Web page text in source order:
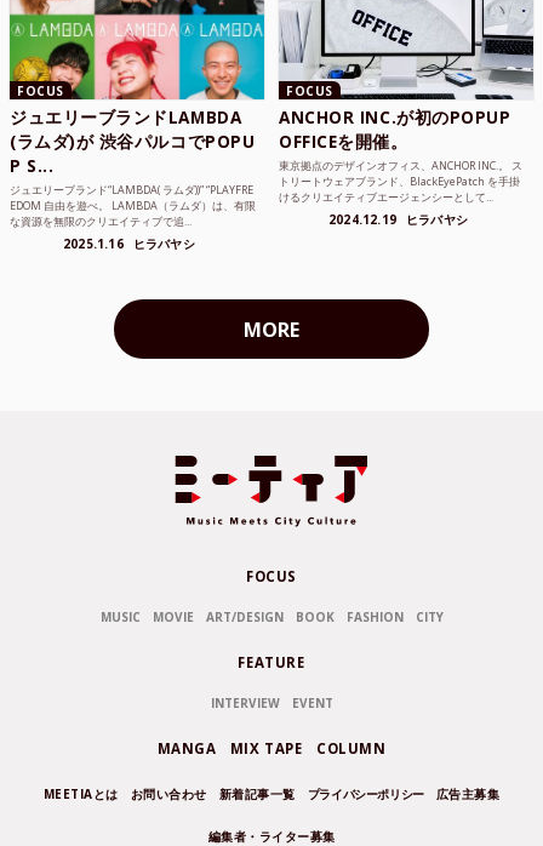
FOCUS
ジュエリーブランドLAMBDA
(ラムダ)が 渋谷パルコでPOPU
P S...
ジュエリーブランド“LAMBDA( ラムダ))” “PLAYFRE
EDOM 自由を遊べ。 LAMBDA（ラムダ）は、有限
な資源を無限のクリエイティブで追...
2025.1.16 ヒラバヤシ
FOCUS
ANCHOR INC.が初のPOPUP
OFFICEを開催。
東京拠点のデザインオフィス、ANCHOR INC.。 ス
トリートウェアブランド、BlackEyePatch を手掛
けるクリエイティブエージェンシーとして...
2024.12.19 ヒラバヤシ
MORE
FOCUS
MUSIC MOVIE ART/DESIGN BOOK FASHION CITY
FEATURE
INTERVIEW EVENT
MANGA MIX TAPE COLUMN
MEETIAとは お問い合わせ 新着記事一覧 プライバシーポリシー 広告主募集
編集者・ライター募集